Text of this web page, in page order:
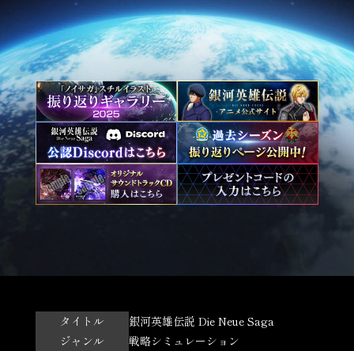
タイトル
銀河英雄伝説 Die Neue Saga
ジャンル
戦略シミュレーション